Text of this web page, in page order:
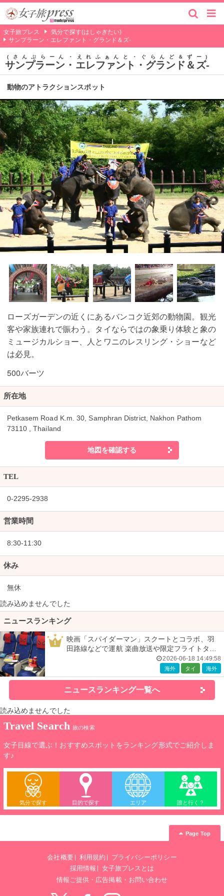
女子旅プレス
気分で探す(はしゃぎたい)
サンプラーン・エレファント・グランド＆ズ-
サンプラーン・エレファント・グランド＆ズ-
さんぷらーん・えれふぁんと・ぐらんど＆ずー
動物のアトラクションスポット
ローズガーデンの近くにあるバンコク近郊の動物園。観光
客や家族連れで賑わう。タイならではの象乗り体験と象の
ミュージカルショー、人とワニのレスリング・ショーなど
は必見。
500バーツ
所在地
Petkasem Road K.m. 30, Samphran District, Nakhon Pathom
73110 , Thailand
地図を確認する
TEL
0-2295-2938
営業時間
8:30-11:30
休み
無休
読み込めませんでした
ニュースランキング
1
映画「スパイダーマン」スクートとコラボ、羽
田路線などで運航 楽曲放送や限定フライトタグ
2026-06-18 14:49:58
海外 タイ 海外
ニュースランキング一覧へ
読み込めませんでした
Travel Search 旅の検索
女子目線で選ぶ！おすすめスポットをランキング形式でご紹介しま
す♪
気分で探す 目的で探す エリア 誰と行く？
Page Top
会社概要 利用規約
プライバシーポリシー
採用情報
女子旅プレスとは
情報ご提供・広告掲載・お問い合わせ